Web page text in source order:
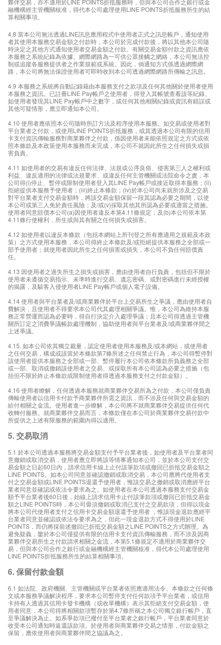
夥伴交易，亦不適用於LINE POINTS折抵服務時，但與本公司合作之銀行或金
融機構經主管機關核准，得代本公司處理使用LINE POINTS折抵服務所生的結
算相關事項。
4.8 當本公司無法透過LINE訊息應用程式中使用者正式之訊息帳戶，通知使用
者其使用本服務交易金額之付款時，本公司於完成付款後，將以其他本公司隨
時決定之其他方式通知使用者交易金額之付款。有關交易金額付款之資訊應依
本服務之系統紀錄為依據。網際網路為一可供公眾接觸之網絡，本公司無法控
制或追蹤各服務提供者之作業規範或系統。因此，倘通知方式係透過網際網
路，本公司將無法保證使用者可即時收到本公司透過網際網路所傳輸之訊息。
4.9 本服務之系統將自動記錄藉由本服務支付之款項及任何其他關於使用者使用
本服務之資訊。已註冊LINE Pay帳戶之使用者，得登入其帳號查看該等紀錄。
如使用者發現其LINE Pay帳戶中之數字，或任何其他相關紀錄或資訊有錯誤或
其他可疑情形，應立即通知本公司。
4.10 使用者應依照本公司隨時所訂方法及程序使用本服務。如交易或使用者對
平台業者之付款，或使用LINE POINTS折抵服務，或其透過本公司有限的信用
卡支付資訊傳輸服務對商業夥伴之付款，係因使用者未能依照規定之方式或依
照本條款及本政策使用本服務而未完成，本公司不就因此所生之任何損失或損
害負責。
4.11 如使用者的交易有違反任何法律、法規或公序良俗、侵害第三人之權利或
利益、違反適用的法律或法規要求、或違反任何主管機關或法院命令之虞，本
公司得(i)停止、暫停或限制使用者登入其LINE Pay帳戶或接近取得本服務；(ii)
拒絕提供本服務予使用者；(iii)終止本條款；(iv)於本公司尚未就所涉及之交易
對平台業者支付交易金額時，將該交易金額保留一段其認為必要之期間，以使
本公司或第三人免於責任風險；及/或(v)採取其他其所認為必要或適當之措施。
使用者同意賠償本公司(a)因使用者違反本第4.11條規定；及(b)本公司依本第
4.11條行使權利，所生或與其有關之任何損失或損害。
4.12 如使用者以違反本條款（包括本網站上所刊登之所有應適用之規範及本政
策）之方式使用本服務，本公司得終止本條款及/或拒絕提供本服務之全部或一
部予使用者；就使用者因此所生之任何損害或損失，本公司不負任何賠償責
任。
4.13 因使用者之過失所生之損失或損害，應由使用者自行負責，包括但不限於
使用者未遵循交易指示、未準時進行交易、遺忘密碼、或對密碼進行未經授權
的揭露，及駭客入侵使用者LINE Pay帳戶或個人電子設備。
4.14 使用者與平台業者及/或商業夥伴於平台上交易所生之爭議，應由使用者自
費解決，且使用者不得要求本公司代其處理相關爭議。惟，本公司為維持本服
務正常營運而認為必要時，得自行決定介入處理爭議；且本公司得透過主管機
關所訂定之消費爭議帳款處理機制，協助使用者與平台業者及/或商業夥伴間之
上述爭議。
4.15. 如本公司依其獨立裁量，認定使用者使用本服務及/或本網站，或使用者
之任何交易，構成或該當於本條款第7條所述之任何禁止行為，本公司得暫停對
該使用者提供本服務之全部或一部、暫停履行本公司依本條款所負義務之全部
或一部、取消或撤銷該使用者之交易、或採取所有本公司認為必要之措施（包
括但不限於終止本條款或限制使用者得透過本服務支付之付款金額）。
4.16 使用者瞭解，任何透過本服務就商業夥伴交易所為之付款，本公司僅負責
傳輸使用者以信用卡付款予商業夥伴所需之資訊，而不涉及任何與交易金額的
給付相關之金流。使用者進一步瞭解，本公司將不就商業夥伴交易提供任何代
收轉付服務。就商業夥伴交易而言，本條款僅在本公司於商業夥伴交易付款中
所提供之上述有限服務的範圍內得以適用。
5. 交易取消
5.1 於本公司透過本服務將交易金額支付予平台業者後，如使用者及平台業者同
意撤銷或取消交易，使用者應立即將該等情事通知本公司，並於本公司支付交
易金額之日起60日內，請求信用卡線上止付該筆款項或撤回已折抵交易金額之
LINE POINTS。如本公司同意並確認撤銷或取消交易，本公司應將代使用者支
付之交易金額或LINE POINTS退還予使用者，惟該交易之撤銷或取消應經平台
業者同意並確認或依法令要求為之。如使用者在本公司透過本服務支付交易金
額予平台業者後60日後，始線上請求信用卡止付該筆款項或撤回已折抵交易金
額之LINE POINTS時，本公司毋須撤銷或取消已支付之交易款項，但得以現金
將本公司代使用者支付之信用卡交易金額退還予使用者 ，惟該現金退款應經平
台業者同意並確認或依法令要求為之，但此一現金退款方式不得使用於LINE
POINTS，而仍將採前述撤回已折抵交易金額之LINE POINTS之方式辦理。為
避免疑義，鑒於本公司僅提供有限的信用卡支付資訊傳輸服務，而不涉及因商
業夥伴交易所生之付款請求相關之金流，本第5.1條規定不適用於商業夥伴交
易，但與本公司合作之銀行或金融機構經主管機關核准，得代本公司處理使用
LINE POINTS折抵服務所生的結算相關事項。
6. 保留付款金額
6.1 如法院、政府機關、主管機關或平台業者依照應適用法令、本條款之任何條
文或本服務爭議解決程序，要求本公司暫停支付任何款項予平台業者，或信用
卡持有人透過其信用卡發卡機構（或收單機構）表示其拒絕支付交易金額，使
用者同意，本公司得將相關款項暫存於第4.7條所稱之本公司獨立銀行帳戶，直
至爭議解決為止。如系爭款項已撥付至平台業者之銀行帳戶，平台業者同意於
收受本公司通知時返還該款項。於使用者與商業夥伴交易之情形，付款金額之
保留，應依使用者與商業夥伴間之協議為之。